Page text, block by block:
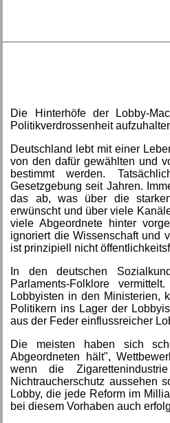
Die Hinterhöfe der Lobby-
Politikverdrossenheit
Deutschland lebt mit einer
von den dafür gewählten und
bestimmt werden.
Gesetzgebung seit Jahren.
das ab, was über die
erwünscht und über viele
viele Abgeordnete hinter
ignoriert die Wissenschaft und
ist prinzipiell nicht
In den deutschen
Parlaments-Folklore
Lobbyisten in den Ministerien,
Politikern ins Lager der
aus der Feder einflussreicher
Die meisten haben sich
Abgeordneten hält",
wenn die
Nichtraucherschutz aussehen
Lobby, die jede Reform im
bei diesem Vorhaben auch